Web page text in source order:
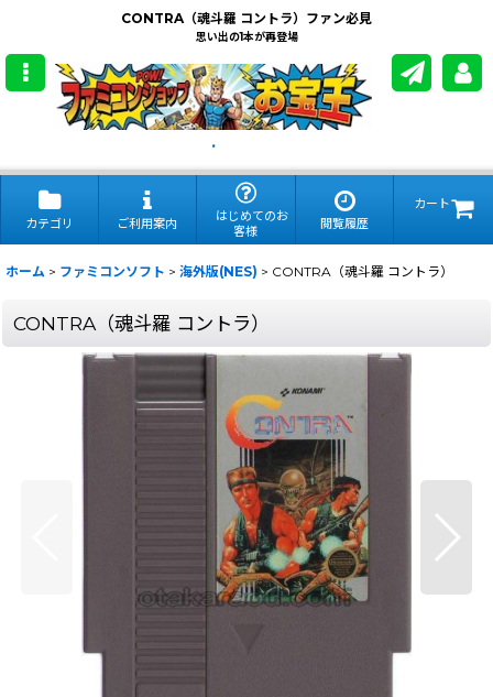
CONTRA（魂斗羅 コントラ）ファン必見
思い出の1本が再登場
.
カテゴリ ご利用案内
はじめてのお
客様
閲覧履歴
カート
ホーム > ファミコンソフト > 海外版(NES) > CONTRA（魂斗羅 コントラ）
CONTRA（魂斗羅 コントラ）